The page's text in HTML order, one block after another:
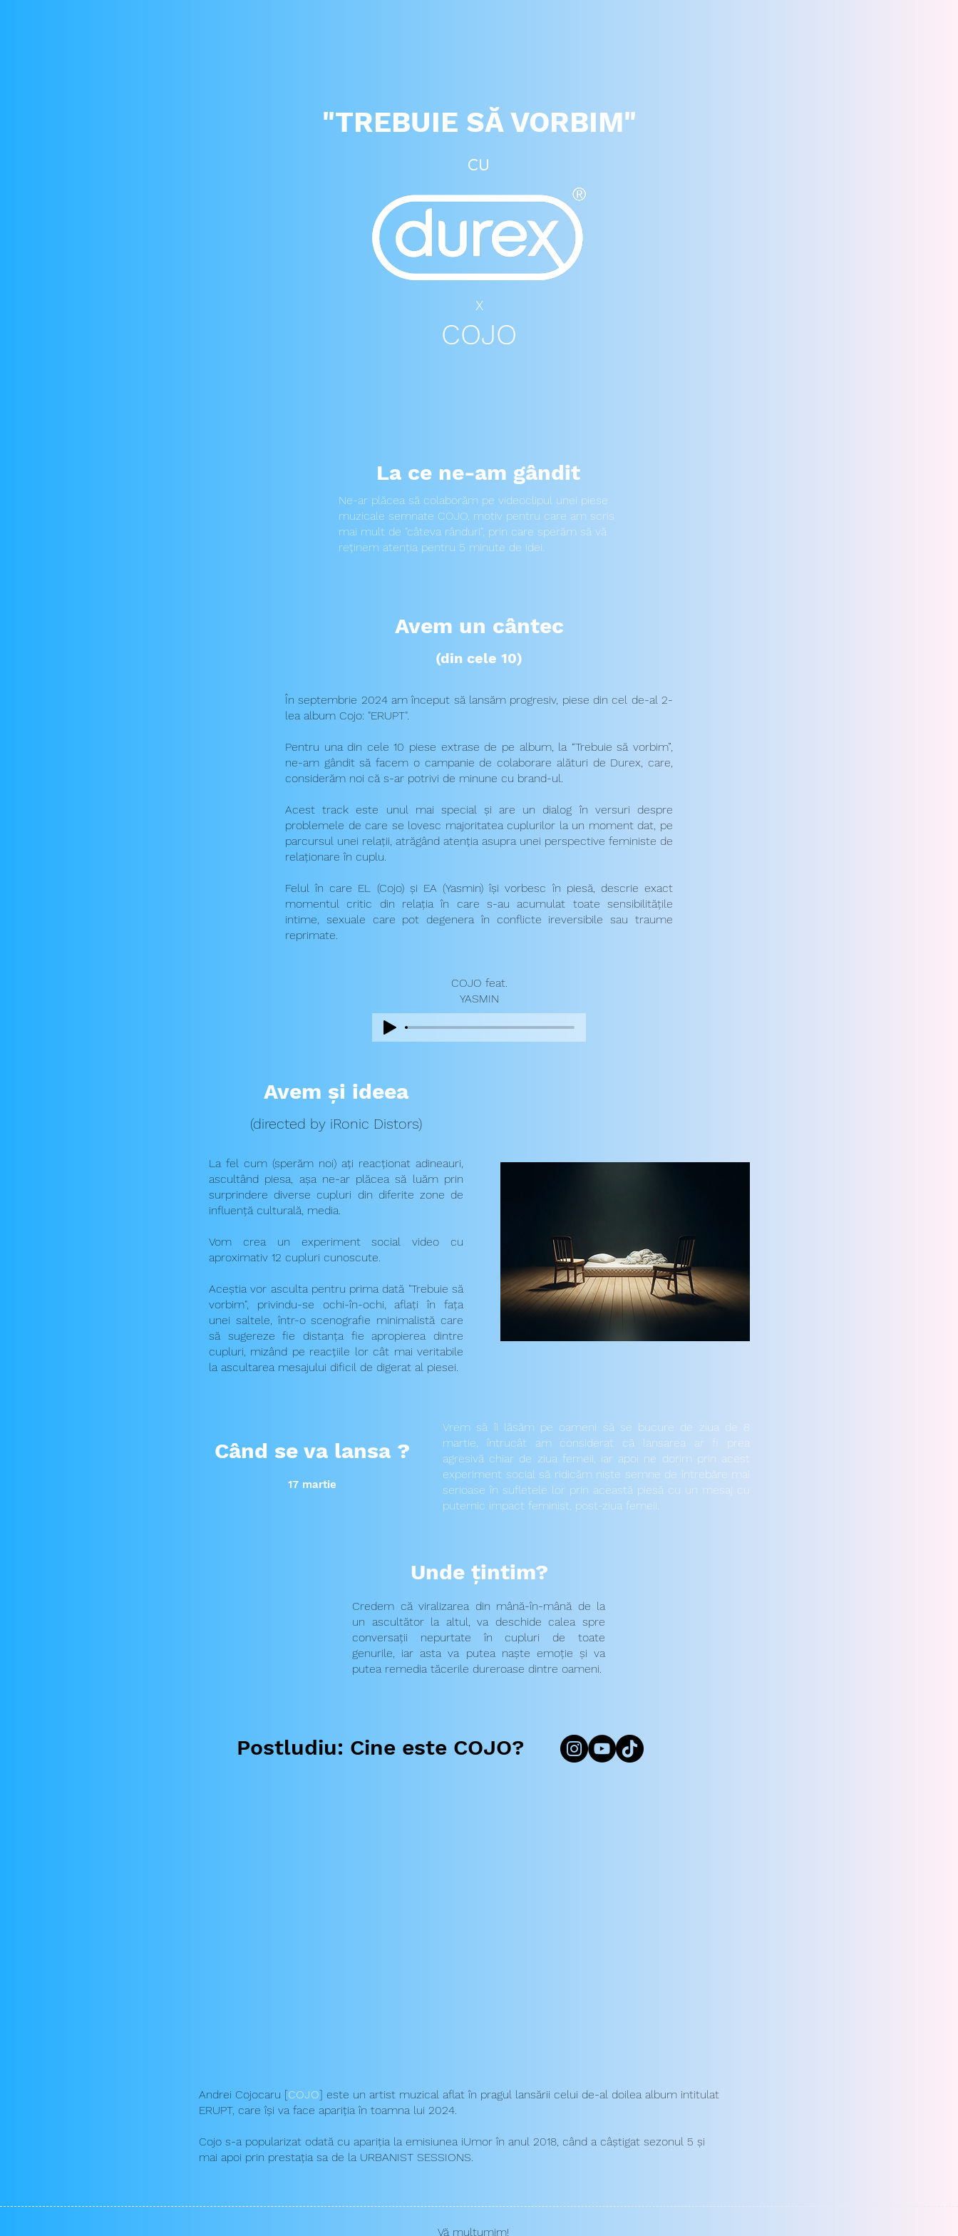
"TREBUIE SĂ VORBIM"
cu
X
COJO
La ce ne-am gândit
Ne-ar plăcea să colaborăm pe videoclipul unei piese
muzicale semnate COJO, motiv pentru care am scris
mai mult de "câteva rânduri", prin care sperăm să vă
reținem atenția pentru 5 minute de idei.
Avem un cântec
(din cele 10)
În septembrie 2024 am început să lansăm progresiv, piese din cel de-al 2-
lea album Cojo: "ERUPT".
Pentru una din cele 10 piese extrase de pe album, la “Trebuie să vorbim”,
ne-am gândit să facem o campanie de colaborare alături de Durex, care,
considerăm noi că s-ar potrivi de minune cu brand-ul.
Acest track este unul mai special și are un dialog în versuri despre
problemele de care se lovesc majoritatea cuplurilor la un moment dat, pe
parcursul unei relații, atrăgând atenția asupra unei perspective feministe de
relaționare în cuplu.
Felul în care EL (Cojo) și EA (Yasmin) își vorbesc în piesă, descrie exact
momentul critic din relația în care s-au acumulat toate sensibilitățile
intime, sexuale care pot degenera în conflicte ireversibile sau traume
reprimate.
COJO feat.
YASMIN
Avem și ideea
(directed by iRonic Distors)
La fel cum (sperăm noi) ați reacționat adineauri,
ascultând piesa, așa ne-ar plăcea să luăm prin
surprindere diverse cupluri din diferite zone de
influență culturală, media.
Vom crea un experiment social video cu
aproximativ 12 cupluri cunoscute.
Aceștia vor asculta pentru prima dată "Trebuie să
vorbim", privindu-se ochi-în-ochi, aflați în fața
unei saltele, într-o scenografie minimalistă care
să sugereze fie distanța fie apropierea dintre
cupluri, mizând pe reacțiile lor cât mai veritabile
la ascultarea mesajului dificil de digerat al piesei.
Când se va lansa ?
17 martie
Vrem să îi lăsăm pe oameni să se bucure de ziua de 8
martie, întrucât am considerat că lansarea ar fi prea
agresivă chiar de ziua femeii, iar apoi ne dorim prin acest
experiment social să ridicăm niște semne de întrebăre mai
serioase în sufletele lor prin această piesă cu un mesaj cu
puternic impact feminist, post-ziua femeii.
Unde țintim?
Credem că viralizarea din mână-în-mână de la
un ascultător la altul, va deschide calea spre
conversații nepurtate în cupluri de toate
genurile, iar asta va putea naște emoție și va
putea remedia tăcerile dureroase dintre oameni.
Postludiu: Cine este COJO?
Andrei Cojocaru [COJO] este un artist muzical aflat în pragul lansării celui de-al doilea album intitulat
ERUPT, care își va face apariția în toamna lui 2024.
Cojo s-a popularizat odată cu apariția la emisiunea iUmor în anul 2018, când a câștigat sezonul 5 și
mai apoi prin prestația sa de la URBANIST SESSIONS.
Vă mulțumim!